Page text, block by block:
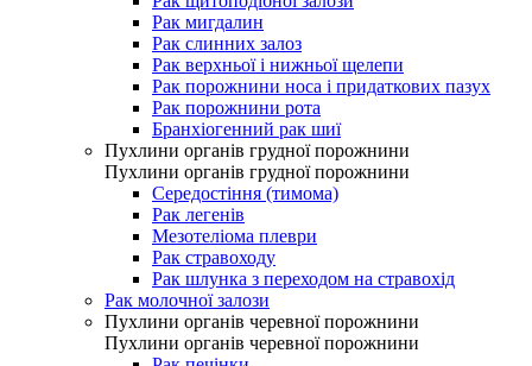
Рак мигдалин
Рак слинних залоз
Рак верхньої і нижньої щелепи
Рак порожнини носа і придаткових пазух
Рак порожнини рота
Бранхіогенний рак шиї
Пухлини органів грудної порожнини
Пухлини органів грудної порожнини
Середостіння (тимома)
Рак легенів
Мезотеліома плеври
Рак стравоходу
Рак шлунка з переходом на стравохід
Рак молочної залози
Пухлини органів черевної порожнини
Пухлини органів черевної порожнини